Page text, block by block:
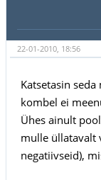
22-01-2010, 18:56
Katsetasin
kombel ei
Ühes ainult
mulle üllatavalt
negatiivseid),